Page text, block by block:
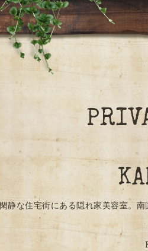
閑静な住宅街にある隠れ家美容室。